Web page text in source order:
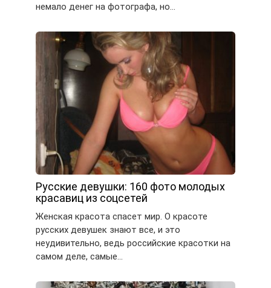
немало денег на фотографа, но…
Русские девушки: 160 фото молодых
красавиц из соцсетей
Женская красота спасет мир. О красоте
русских девушек знают все, и это
неудивительно, ведь российские красотки на
самом деле, самые…